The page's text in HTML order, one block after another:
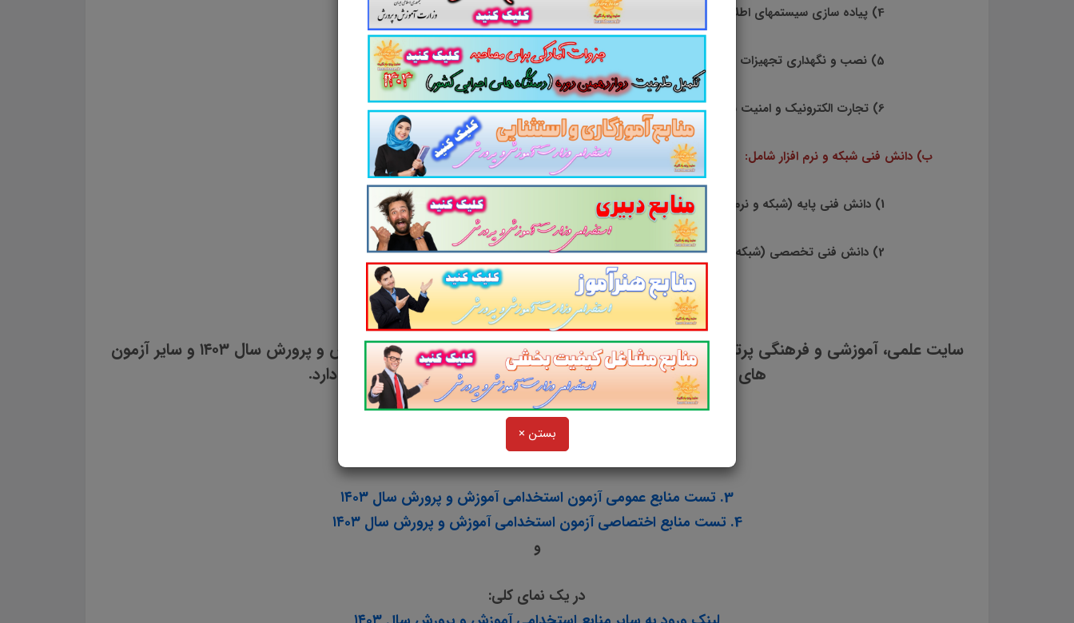
بستن ×
4) پياده سازي سيستمهاي اطلاعاتي و طراحي وب
5) نصب و نگهداري تجهيزات شبكه و سخت افزار
6) تجارت الكترونيك و امنيت شبكه
ب) دانش فني شبكه و نرم افزار شامل:
1) دانش فني پايه (شبكه و نرم افزار رايانه)
2) دانش فني تخصصي (شبكه و نرم افزار رايانه)
کاری از سایت پرتو یادگیری
سایت علمی، آموزشی و فرهنگی پرتو یادگیری مجموعه منابع آمادگی برای آزمون استخدامی آموزش و پرورش سال ۱۴۰۳ و سایر آزمون
های استخدامی را برای داوطلبین این آزمون به شرح ذیل اعلام می دارد.
3. تست منابع عمومی آزمون استخدامی آموزش و پرورش سال ۱۴۰۳
4. تست منابع اختصاصی آزمون استخدامی آموزش و پرورش سال ۱۴۰۳
و
در یک نمای کلی: